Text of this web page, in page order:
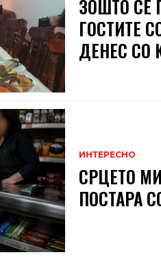
ЗОШТО СЕ
ГОСТИТЕ
ДЕНЕС СО
ИНТЕРЕСНО
СРЦЕТО
ПОСТАРА